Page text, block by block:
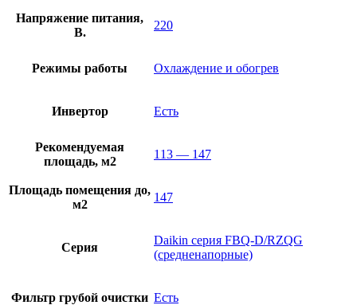
Напряжение питания,
В.
220
Режимы работы Охлаждение и обогрев
Инвертор Есть
Рекомендуемая
площадь, м2
113 — 147
Площадь помещения до,
м2
147
Серия
Daikin серия FBQ-D/RZQG
(средненапорные)
Фильтр грубой очистки Есть